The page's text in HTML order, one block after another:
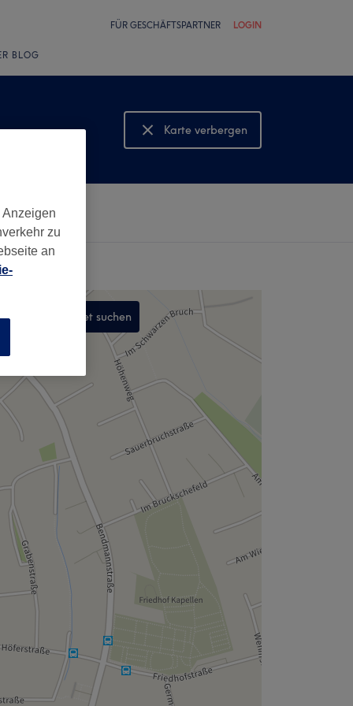
FÜR GESCHÄFTSPARTNER LOGIN
BLOG
Karte verbergen
Karte anzeigen
In diesem Gebiet suchen
zu
an